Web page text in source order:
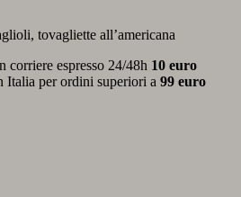
tovagliette all’americana
corriere espresso 24/48h 10 euro
Italia per ordini superiori a 99 euro